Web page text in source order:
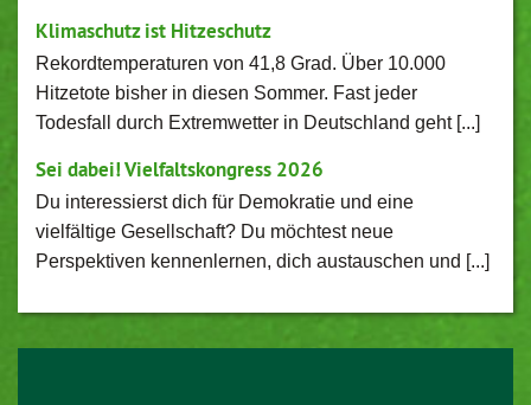
Klimaschutz ist Hitzeschutz
Rekordtemperaturen von 41,8 Grad. Über 10.000
Hitzetote bisher in diesen Sommer. Fast jeder
Todesfall durch Extremwetter in Deutschland geht [...]
Sei dabei! Vielfaltskongress 2026
Du interessierst dich für Demokratie und eine
vielfältige Gesellschaft? Du möchtest neue
Perspektiven kennenlernen, dich austauschen und [...]